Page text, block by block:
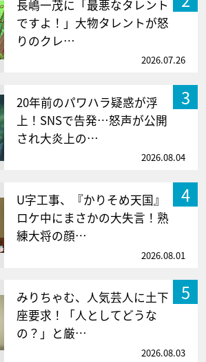
長嶋一茂に「最悪なタレント
ですよ！」大物タレントが怒
りのクレ…
2026.07.26
3
20年前のパワハラ疑惑が浮
上！SNSで告発…怒声が公開
され大炎上の…
2026.08.04
4
U字工事、『かりそめ天国』
ロケ中にまさかの大失言！熟
練大将の顔…
2026.08.01
5
みりちゃむ、人気芸人に土下
座要求！「人としてどうな
の？」と厳…
2026.08.03